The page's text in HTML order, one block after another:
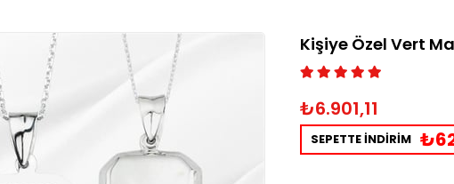
Kişiye Özel Vert
₺6.901,11
SEPETTE İNDİRİM